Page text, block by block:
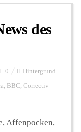
des
0 Hintergrund
, BBC, Correctiv
Affenpocken,